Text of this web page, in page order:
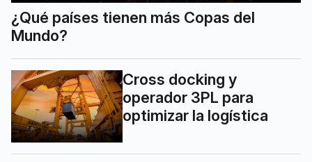
¿Qué países tienen más Copas del
Mundo?
Cross docking y
operador 3PL para
optimizar la logística